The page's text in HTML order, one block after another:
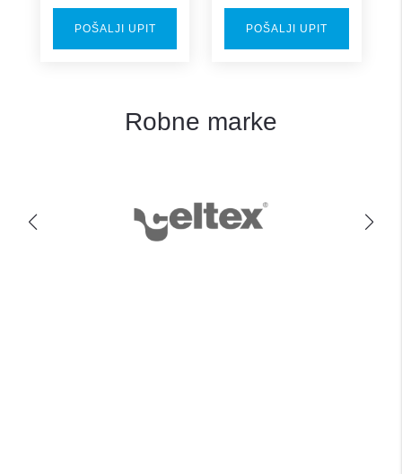
POŠALJI UPIT POŠALJI UPIT
Robne marke